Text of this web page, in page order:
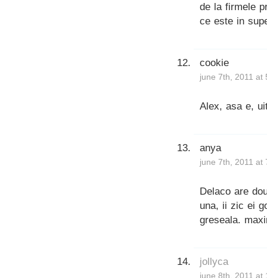
de la firmele
ce este in
cookie
june 7th, 2011 at
Alex, asa e,
anya
june 7th, 2011 at
Delaco are
una, ii zic ei
greseala.
jollyca
june 8th, 2011 at